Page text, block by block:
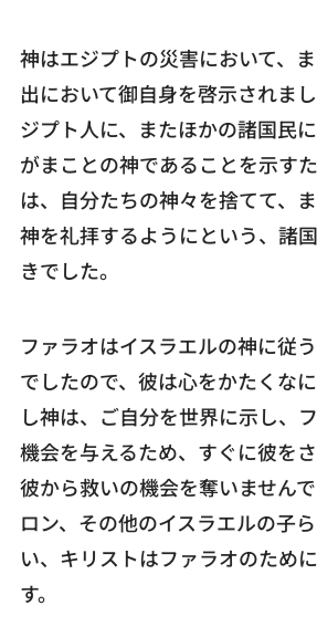
神はエジプトの災害において、
出において御自身を啓示されま
ジプト人に、またほかの諸国民
がまことの神であることを示す
は、自分たちの神々を捨てて、
神を礼拝するようにという、諸
きでした。
ファラオはイスラエルの神に従
でしたので、彼は心をかたくな
し神は、ご自分を世界に示し、
機会を与えるため、すぐに彼をさ
彼から救いの機会を奪いません
ロン、その他のイスラエルの子
い、キリストはファラオのため
す。